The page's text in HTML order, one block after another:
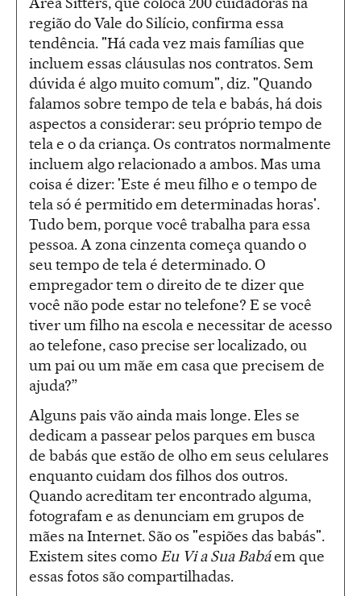
região do Vale do Silício, confirma essa
tendência. "Há cada vez mais famílias que
incluem essas cláusulas nos contratos. Sem
dúvida é algo muito comum", diz. "Quando
falamos sobre tempo de tela e babás, há dois
aspectos a considerar: seu próprio tempo de
tela e o da criança. Os contratos normalmente
incluem algo relacionado a ambos. Mas uma
coisa é dizer: 'Este é meu filho e o tempo de
tela só é permitido em determinadas horas'.
Tudo bem, porque você trabalha para essa
pessoa. A zona cinzenta começa quando o
seu tempo de tela é determinado. O
empregador tem o direito de te dizer que
você não pode estar no telefone? E se você
tiver um filho na escola e necessitar de acesso
ao telefone, caso precise ser localizado, ou
um pai ou um mãe em casa que precisem de
ajuda?”
Alguns pais vão ainda mais longe. Eles se
dedicam a passear pelos parques em busca
de babás que estão de olho em seus celulares
enquanto cuidam dos filhos dos outros.
Quando acreditam ter encontrado alguma,
fotografam e as denunciam em grupos de
mães na Internet. São os "espiões das babás".
Existem sites comoEu Vi a Sua Babáem que
essas fotos são compartilhadas.